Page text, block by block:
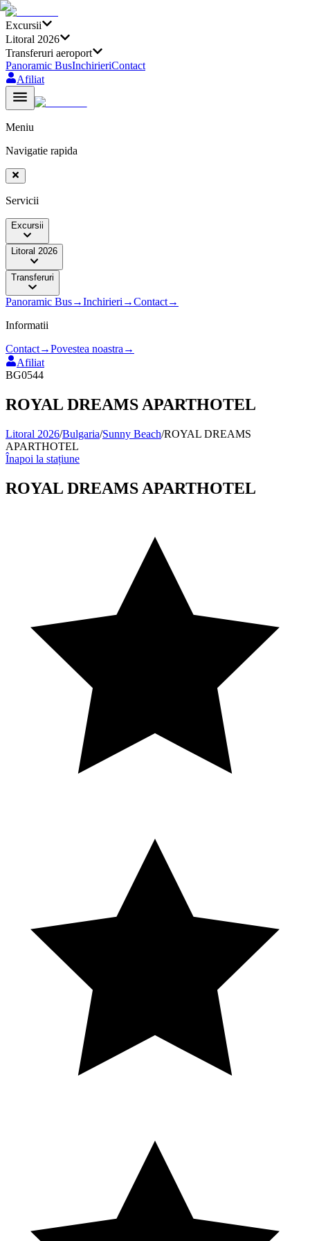
Excursii
Litoral 2026
Transferuri aeroport
Panoramic BusInchirieriContact
Afiliat
Meniu
Navigatie rapida
Servicii
Excursii
Litoral 2026
Transferuri
Panoramic Bus→Inchirieri →Contact→
Informatii
Contact→Povestea noastra →
Afiliat
BG0544
ROYAL DREAMS APARTHOTEL
Litoral 2026/Bulgaria/Sunny Beach/ROYAL DREAMS
APARTHOTEL
Înapoi la stațiune
ROYAL DREAMS APARTHOTEL